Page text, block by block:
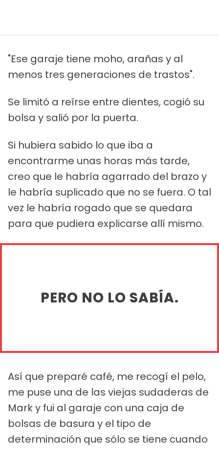
"Ese garaje tiene moho, arañas y al
menos tres generaciones de trastos".
Se limitó a reírse entre dientes, cogió su
bolsa y salió por la puerta.
Si hubiera sabido lo que iba a
encontrarme unas horas más tarde,
creo que le habría agarrado del brazo y
le habría suplicado que no se fuera. O tal
vez le habría rogado que se quedara
para que pudiera explicarse allí mismo.
PERO NO LO SABÍA.
Así que preparé café, me recogí el pelo,
me puse una de las viejas sudaderas de
Mark y fui al garaje con una caja de
bolsas de basura y el tipo de
determinación que sólo se tiene cuando